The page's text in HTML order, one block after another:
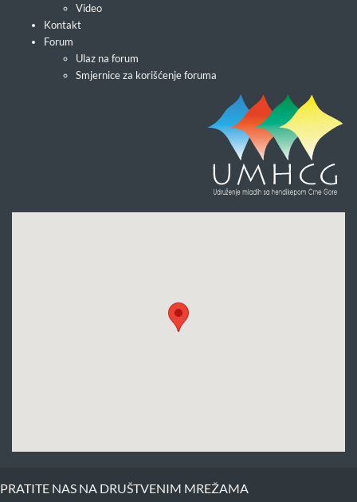
Video
Kontakt
Forum
Ulaz na forum
Smjernice za korišćenje foruma
PRATITE NAS NA DRUŠTVENIM MREŽAMA